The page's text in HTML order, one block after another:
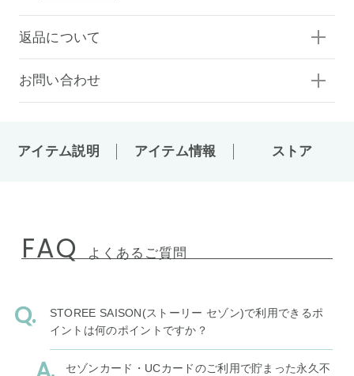
返品について
お問い合わせ
アイテム説明 アイテム情報 ストア
FAQ よくあるご質問
STOREE SAISON(ストーリー セゾン)で利用できるポ
イントは何のポイントですか？
セゾンカード・UCカードのご利用で貯まった永久不